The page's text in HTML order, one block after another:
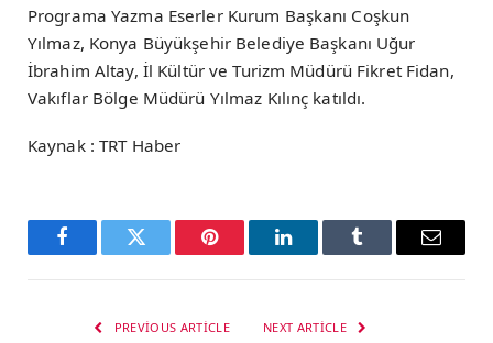
Programa Yazma Eserler Kurum Başkanı Coşkun
Yılmaz, Konya Büyükşehir Belediye Başkanı Uğur
İbrahim Altay, İl Kültür ve Turizm Müdürü Fikret Fidan,
Vakıflar Bölge Müdürü Yılmaz Kılınç katıldı.
Kaynak : TRT Haber
FacebookTwitter Pinterest LinkedInTumblr Email
PREVIOUS ARTICLE NEXT ARTICLE